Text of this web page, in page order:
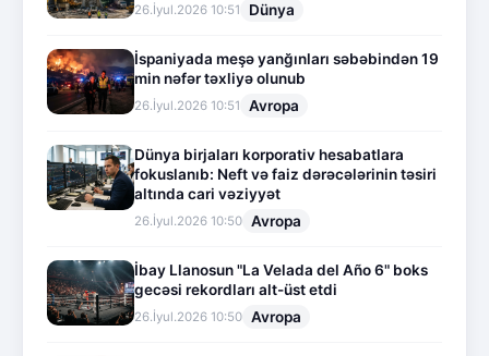
26.İyul.2026 10:51 Dünya
İspaniyada meşə yanğınları səbəbindən 19
min nəfər təxliyə olunub
26.İyul.2026 10:51 Avropa
Dünya birjaları korporativ hesabatlara
fokuslanıb: Neft və faiz dərəcələrinin təsiri
altında cari vəziyyət
26.İyul.2026 10:50 Avropa
İbay Llanosun "La Velada del Año 6" boks
gecəsi rekordları alt-üst etdi
26.İyul.2026 10:50 Avropa